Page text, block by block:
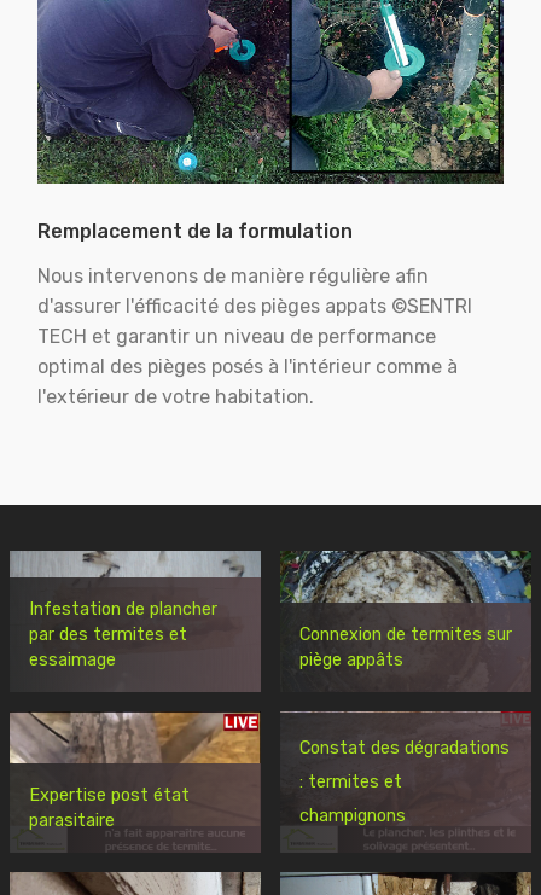
Remplacement de la formulation
Nous intervenons de manière régulière afin
d'assurer l'éfficacité des pièges appats ©SENTRI
TECH et garantir un niveau de performance
optimal des pièges posés à l'intérieur comme à
l'extérieur de votre habitation.
Infestation de plancher
par des termites et
essaimage
Connexion de termites sur
piège appâts
Expertise post état
parasitaire
Constat des dégradations
: termites et
champignons